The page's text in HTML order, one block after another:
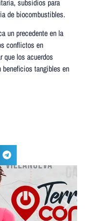
subsidios para
de biocombustibles.
un precedente en la
conflictos en
que los acuerdos
tangibles en